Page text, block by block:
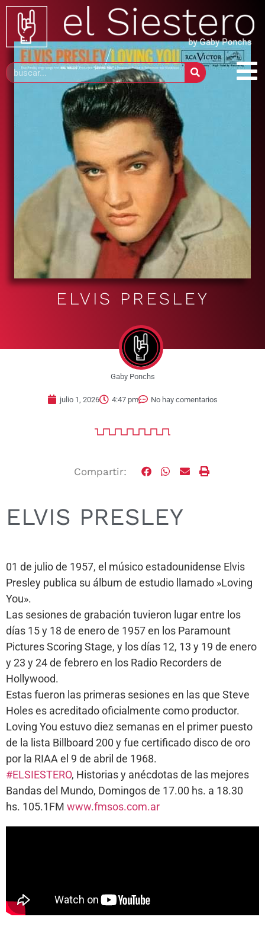
ELVIS PRESLEY
Gaby Ponchs
julio 1, 2026 4:47 pm No hay comentarios
Compartir:
ELVIS PRESLEY
01 de julio de 1957, el músico estadounidense Elvis
Presley publica su álbum de estudio llamado »Loving
You».
Las sesiones de grabación tuvieron lugar entre los
días 15 y 18 de enero de 1957 en los Paramount
Pictures Scoring Stage, y los días 12, 13 y 19 de enero
y 23 y 24 de febrero en los Radio Recorders de
Hollywood.
Estas fueron las primeras sesiones en las que Steve
Holes es acreditado oficialmente como productor.
Loving You estuvo diez semanas en el primer puesto
de la lista Billboard 200 y fue certificado disco de oro
por la RIAA el 9 de abril de 1968.
#ELSIESTERO, Historias y anécdotas de las mejores
Bandas del Mundo, Domingos de 17.00 hs. a 18.30
hs. 105.1FM www.fmsos.com.ar